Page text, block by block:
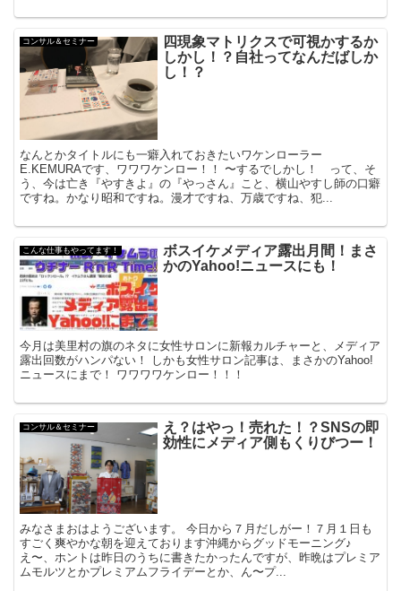
コンサル＆セミナー
四現象マトリクスで可視かするか
しかし！？自社ってなんだばしか
し！？
なんとかタイトルにも一癖入れておきたいワケンローラー
E.KEMURAです、ワワワケンロー！！ 〜するでしかし！ って、そ
う、今は亡き『やすきよ』の『やっさん』こと、横山やすし師の口癖
ですね。かなり昭和ですね。漫才ですね、万歳ですね、犯...
こんな仕事もやってます！
ボスイケメディア露出月間！まさ
かのYahoo!ニュースにも！
今月は美里村の旗のネタに女性サロンに新報カルチャーと、メディア
露出回数がハンパない！ しかも女性サロン記事は、まさかのYahoo!
ニュースにまで！ ワワワワケンロー！！！
コンサル＆セミナー
え？はやっ！売れた！？SNSの即
効性にメディア側もくりびつー！
みなさまおはようございます。 今日から７月だしがー！７月１日も
すごく爽やかな朝を迎えております沖縄からグッドモーニング♪
え〜、ホントは昨日のうちに書きたかったんですが、昨晩はプレミア
ムモルツとかプレミアムフライデーとか、ん〜プ...